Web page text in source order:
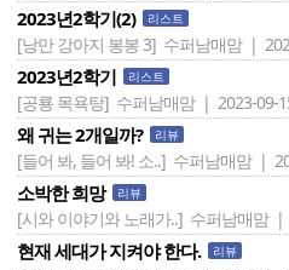
2023년2학기(2) 리스트
[낭만 강아지 봉봉 3] 수퍼남매맘 |
2023년2학기 리스트
[공룡 목욕탕] 수퍼남매맘 | 2023-09-
왜 귀는 2개일까? 리뷰
[들어 봐, 들어 봐! 소..] 수퍼남매맘 |
소박한 희망 리뷰
[시와 이야기와 노래가..] 수퍼남매맘 |
현재 세대가 지켜야 한다. 리뷰